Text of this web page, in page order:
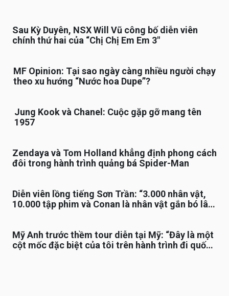
Sau Kỳ Duyên, NSX Will Vũ công bố diễn viên
chính thứ hai của “Chị Chị Em Em 3″
MF Opinion: Tại sao ngày càng nhiều người chạy
theo xu hướng “Nước hoa Dupe”?
Jung Kook và Chanel: Cuộc gặp gỡ mang tên
1957
Zendaya và Tom Holland khẳng định phong cách
đôi trong hành trình quảng bá Spider-Man
Diễn viên lồng tiếng Sơn Trần: “3.000 nhân vật,
10.000 tập phim và Conan là nhân vật gắn bó lâu
Mỹ Anh trước thềm tour diễn tại Mỹ: “Đây là một
cột mốc đặc biệt của tôi trên hành trình đi quốc